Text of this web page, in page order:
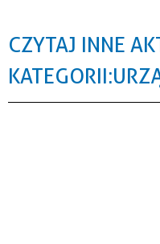
CZYTAJ INNE
KATEGORII: